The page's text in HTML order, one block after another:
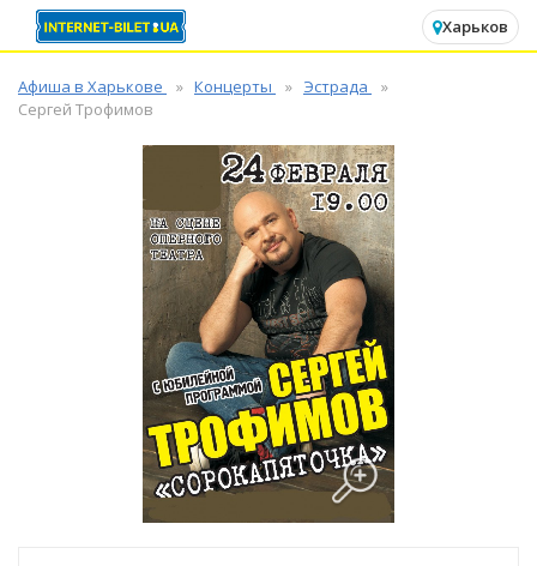
Харьков
Афиша в Харькове Концерты
Эстрада
Сергей Трофимов